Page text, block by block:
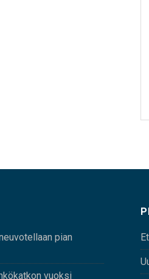
pian
vuoksi